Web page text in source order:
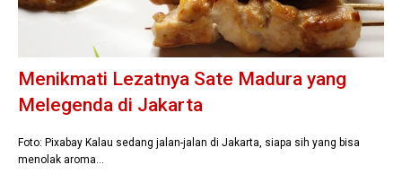
Menikmati Lezatnya Sate Madura yang
Melegenda di Jakarta
Foto: Pixabay Kalau sedang jalan-jalan di Jakarta, siapa sih yang bisa
menolak aroma…